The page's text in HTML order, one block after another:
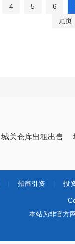
4 5 6
尾页
城关仓库出租出售
招商引资 投
本站为非官方